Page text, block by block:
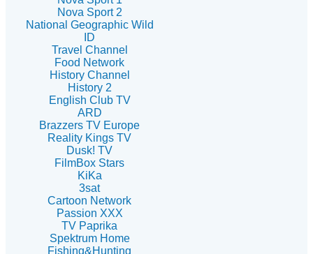
Nova Sport 2
National Geographic Wild
ID
Travel Channel
Food Network
History Channel
History 2
English Club TV
ARD
Brazzers TV Europe
Reality Kings TV
Dusk! TV
FilmBox Stars
KiKa
3sat
Cartoon Network
Passion XXX
TV Paprika
Spektrum Home
Fishing&Hunting